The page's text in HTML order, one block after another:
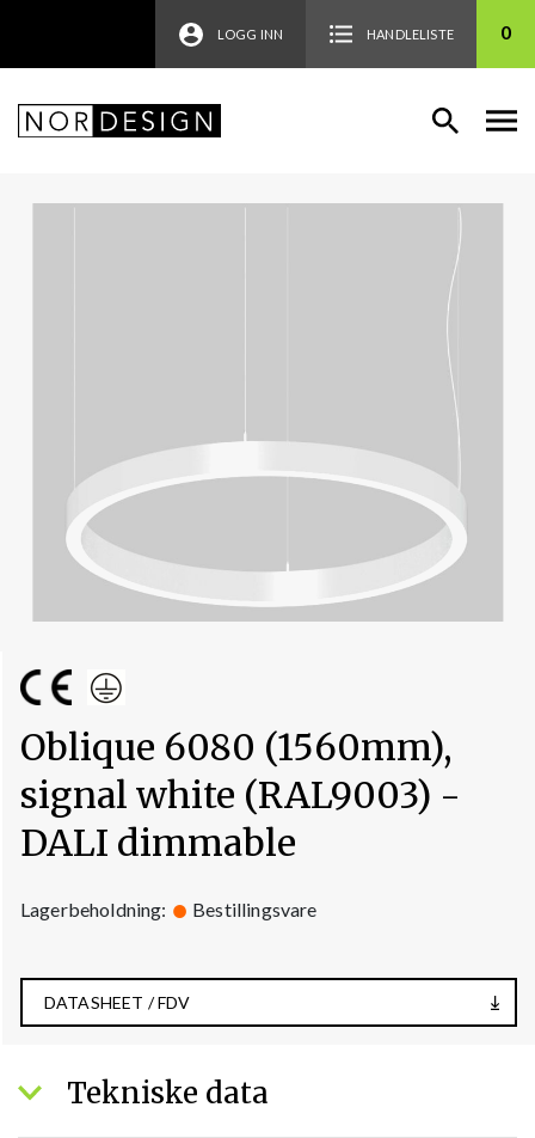
LOGG INN HANDLELISTE 0
Oblique 6080 (1560mm),
signal white (RAL9003) -
DALI dimmable
Lagerbeholdning: Bestillingsvare
DATASHEET / FDV
Tekniske data